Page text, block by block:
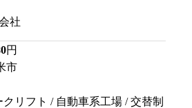
社
円
市
リフト / 自動車系工場 / 交替制